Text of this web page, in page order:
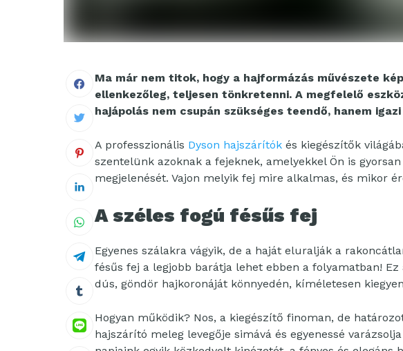
Ma már nem titok, hogy a hajformázás művészete
ellenkezőleg, teljesen tönkretenni. A megfelelő
hajápolás nem csupán szükséges teendő, hanem
A professzionális Dyson hajszárítók és kiegészítők
szentelünk azoknak a fejeknek, amelyekkel Ön is
megjelenését. Vajon melyik fej mire alkalmas, és mikor
A széles fogú fésűs fej
Egyenes szálakra vágyik, de a haját eluralják a
fésűs fej a legjobb barátja lehet ebben a folyamatban!
dús, göndör hajkoronáját könnyedén, kíméletesen
Hogyan működik? Nos, a kiegészítő finoman, de
hajszárító meleg levegője simává és egyenessé